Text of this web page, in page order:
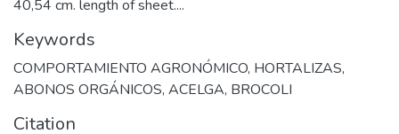
40,54 cm. length of sheet....
Keywords
COMPORTAMIENTO AGRONÓMICO, HORTALIZAS,
ABONOS ORGÁNICOS, ACELGA, BROCOLI
Citation